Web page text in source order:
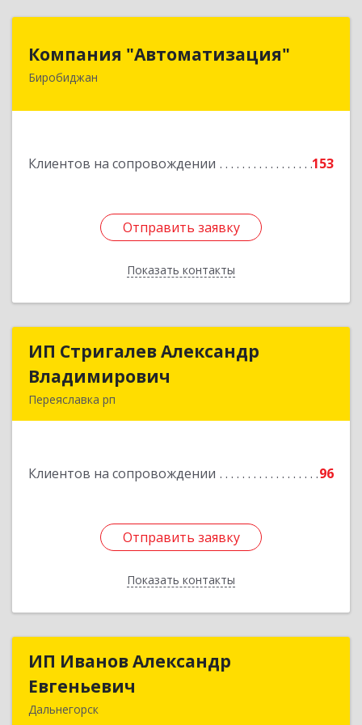
Компания "Автоматизация"
Биробиджан
Клиентов на сопровождении 153
Отправить заявку
Показать контакты
679016, Еврейская Аобл, Биробиджан г,
Отправить заявку
Назад
ИП Стригалев Александр
Владимирович
Переяславка рп
Клиентов на сопровождении 96
Отправить заявку
Показать контакты
ИП Стригалев Александр
Подробнее
Отправить заявку
Назад
ИП Иванов Александр
Евгеньевич
Дальнегорск
ИП Иванов Александр